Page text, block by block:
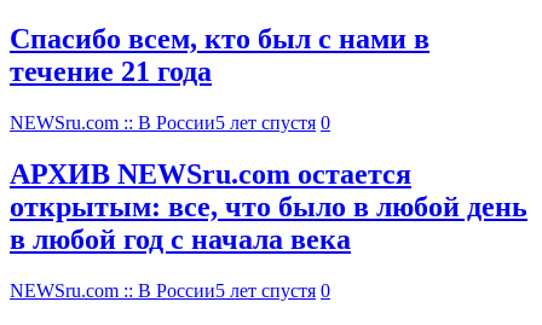
Спасибо всем, кто был с нами в
течение 21 года
NEWSru.com :: В России5 лет спустя 0
АРХИВ NEWSru.com остается
открытым: все, что было в любой день
в любой год с начала века
NEWSru.com :: В России5 лет спустя 0